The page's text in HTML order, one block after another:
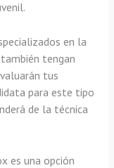
en la
tengan
tus
para este tipo
de la técnica
es una opción